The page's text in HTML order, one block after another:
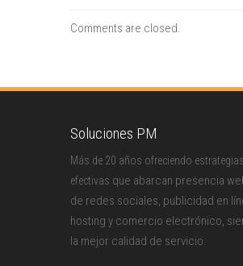
Comments are closed.
Soluciones PM
Más de 20 años ofreciendo
efectivas que abarcan presencia
de redes sociales, publicidad en
hosting y comercio electrónico,
la mejor calidad de servicio.